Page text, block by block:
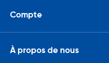
Compte
À propos de nous